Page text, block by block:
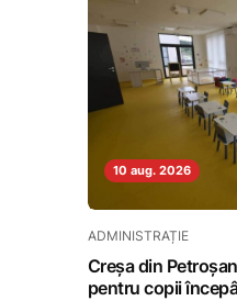
10 aug. 2026
ADMINISTRAȚIE
Creșa din
pentru copii